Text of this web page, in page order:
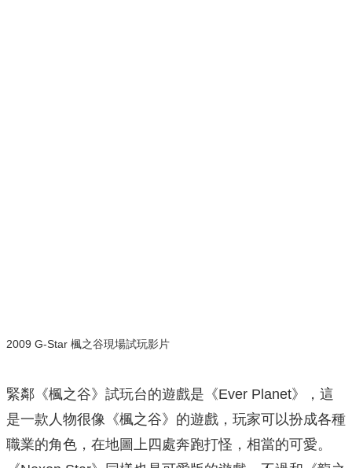
2009 G-Star 楓之谷現場試玩影片
緊鄰《楓之谷》試玩台的遊戲是《Ever Planet》，這
是一款人物很像《楓之谷》的遊戲，玩家可以扮成各種
職業的角色，在地圖上四處奔跑打怪，相當的可愛。